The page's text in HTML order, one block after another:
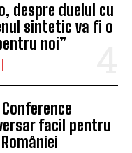
despre duelul cu
sintetic va fi o
noi”
facil pentru